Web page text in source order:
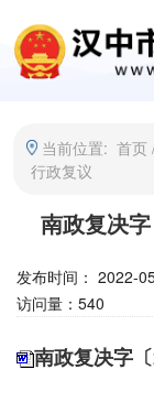
当前位置: 首页
行政复议
南政复决
发布时间： 2022-
访问量： 540
南政复决字